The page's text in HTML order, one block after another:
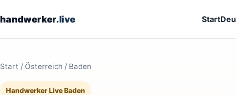
handwerker.live Start
Start / Österreich / Baden
Handwerker Live Baden